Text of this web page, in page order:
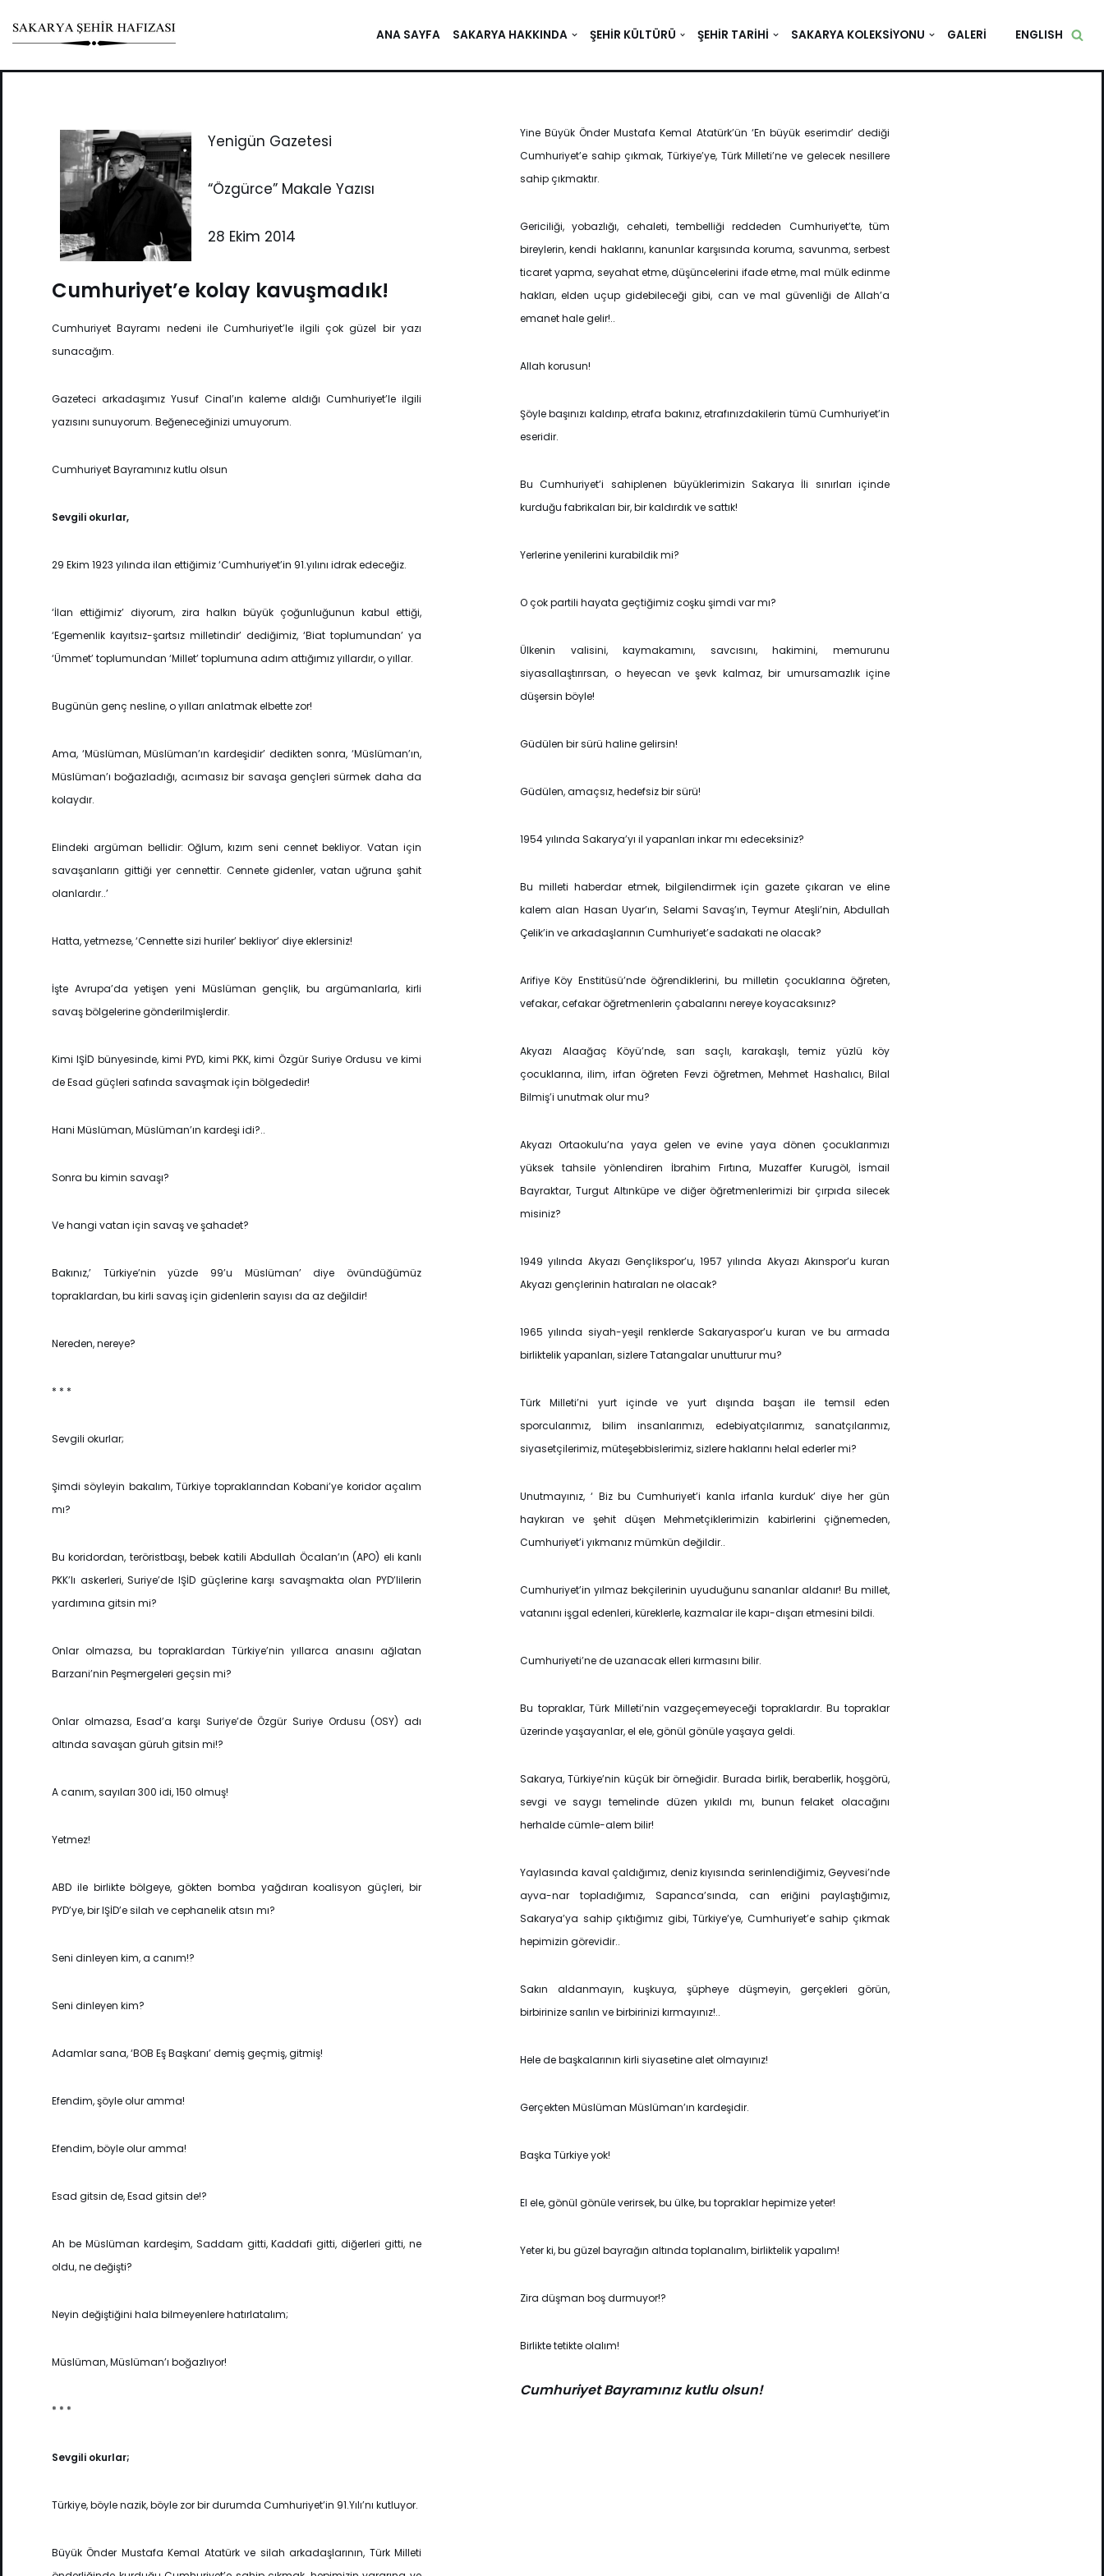
Skip
to
ANA SAYFA SAKARYA HAKKINDA ŞEHIR KÜLTÜRÜ ŞEHIR TARIHI SAKARYA KOLEKSIYONU GALERI ENGLISH
Yenigün Gazetesi
“Özgürce” Makale Yazısı
28 Ekim 2014
Cumhuriyet’e kolay kavuşmadık!
Cumhuriyet Bayramı nedeni ile Cumhuriyet’le ilgili çok güzel bir yazı
sunacağım.
Gazeteci arkadaşımız Yusuf Cinal’ın kaleme aldığı Cumhuriyet’le ilgili
yazısını sunuyorum. Beğeneceğinizi umuyorum.
Cumhuriyet Bayramınız kutlu olsun
Sevgili okurlar,
29 Ekim 1923 yılında ilan ettiğimiz ‘Cumhuriyet’in 91.yılını idrak edeceğiz.
‘İlan ettiğimiz’ diyorum, zira halkın büyük çoğunluğunun kabul ettiği,
‘Egemenlik kayıtsız-şartsız milletindir’ dediğimiz, ‘Biat toplumundan’ ya
‘Ümmet’ toplumundan ‘Millet’ toplumuna adım attığımız yıllardır, o yıllar.
Bugünün genç nesline, o yılları anlatmak elbette zor!
Ama, ‘Müslüman, Müslüman’ın kardeşidir’ dedikten sonra, ‘Müslüman’ın,
Müslüman’ı boğazladığı, acımasız bir savaşa gençleri sürmek daha da
kolaydır.
Elindeki argüman bellidir: Oğlum, kızım seni cennet bekliyor. Vatan için
savaşanların gittiği yer cennettir. Cennete gidenler, vatan uğruna şahit
olanlardır..’
Hatta, yetmezse, ‘Cennette sizi huriler’ bekliyor’ diye eklersiniz!
İşte Avrupa’da yetişen yeni Müslüman gençlik, bu argümanlarla, kirli
savaş bölgelerine gönderilmişlerdir.
Kimi IŞİD bünyesinde, kimi PYD, kimi PKK, kimi Özgür Suriye Ordusu ve kimi
de Esad güçleri safında savaşmak için bölgededir!
Hani Müslüman, Müslüman’ın kardeşi idi?..
Sonra bu kimin savaşı?
Ve hangi vatan için savaş ve şahadet?
Bakınız,’ Türkiye’nin yüzde 99’u Müslüman’ diye övündüğümüz
topraklardan, bu kirli savaş için gidenlerin sayısı da az değildir!
Nereden, nereye?
* * *
Sevgili okurlar;
Şimdi söyleyin bakalım, Türkiye topraklarından Kobani’ye koridor açalım
mı?
Bu koridordan, teröristbaşı, bebek katili Abdullah Öcalan’ın (APO) eli kanlı
PKK’lı askerleri, Suriye’de IŞİD güçlerine karşı savaşmakta olan PYD’lilerin
yardımına gitsin mi?
Onlar olmazsa, bu topraklardan Türkiye’nin yıllarca anasını ağlatan
Barzani’nin Peşmergeleri geçsin mi?
Onlar olmazsa, Esad’a karşı Suriye’de Özgür Suriye Ordusu (OSY) adı
altında savaşan güruh gitsin mi!?
A canım, sayıları 300 idi, 150 olmuş!
Yetmez!
ABD ile birlikte bölgeye, gökten bomba yağdıran koalisyon güçleri, bir
PYD’ye, bir IŞİD’e silah ve cephanelik atsın mı?
Seni dinleyen kim, a canım!?
Seni dinleyen kim?
Adamlar sana, ‘BOB Eş Başkanı’ demiş geçmiş, gitmiş!
Efendim, şöyle olur amma!
Efendim, böyle olur amma!
Esad gitsin de, Esad gitsin de!?
Ah be Müslüman kardeşim, Saddam gitti, Kaddafi gitti, diğerleri gitti, ne
oldu, ne değişti?
Neyin değiştiğini hala bilmeyenlere hatırlatalım;
Müslüman, Müslüman’ı boğazlıyor!
* * *
Sevgili okurlar;
Türkiye, böyle nazik, böyle zor bir durumda Cumhuriyet’in 91.Yılı’nı kutluyor.
Büyük Önder Mustafa Kemal Atatürk ve silah arkadaşlarının, Türk Milleti
Yine Büyük Önder Mustafa Kemal Atatürk’ün ‘En büyük eserimdir’ dediği
Cumhuriyet’e sahip çıkmak, Türkiye’ye, Türk Milleti’ne ve gelecek nesillere
sahip çıkmaktır.
Gericiliği, yobazlığı, cehaleti, tembelliği reddeden Cumhuriyet’te, tüm
bireylerin, kendi haklarını, kanunlar karşısında koruma, savunma, serbest
ticaret yapma, seyahat etme, düşüncelerini ifade etme, mal mülk edinme
hakları, elden uçup gidebileceği gibi, can ve mal güvenliği de Allah’a
emanet hale gelir!..
Allah korusun!
Şöyle başınızı kaldırıp, etrafa bakınız, etrafınızdakilerin tümü Cumhuriyet’in
eseridir.
Bu Cumhuriyet’i sahiplenen büyüklerimizin Sakarya İli sınırları içinde
kurduğu fabrikaları bir, bir kaldırdık ve sattık!
Yerlerine yenilerini kurabildik mi?
O çok partili hayata geçtiğimiz coşku şimdi var mı?
Ülkenin valisini, kaymakamını, savcısını, hakimini, memurunu
siyasallaştırırsan, o heyecan ve şevk kalmaz, bir umursamazlık içine
düşersin böyle!
Güdülen bir sürü haline gelirsin!
Güdülen, amaçsız, hedefsiz bir sürü!
1954 yılında Sakarya’yı il yapanları inkar mı edeceksiniz?
Bu milleti haberdar etmek, bilgilendirmek için gazete çıkaran ve eline
kalem alan Hasan Uyar’ın, Selami Savaş’ın, Teymur Ateşli’nin, Abdullah
Çelik’in ve arkadaşlarının Cumhuriyet’e sadakati ne olacak?
Arifiye Köy Enstitüsü’nde öğrendiklerini, bu milletin çocuklarına öğreten,
vefakar, cefakar öğretmenlerin çabalarını nereye koyacaksınız?
Akyazı Alaağaç Köyü’nde, sarı saçlı, karakaşlı, temiz yüzlü köy
çocuklarına, ilim, irfan öğreten Fevzi öğretmen, Mehmet Hashalıcı, Bilal
Bilmiş’i unutmak olur mu?
Akyazı Ortaokulu’na yaya gelen ve evine yaya dönen çocuklarımızı
yüksek tahsile yönlendiren İbrahim Fırtına, Muzaffer Kurugöl, İsmail
Bayraktar, Turgut Altınküpe ve diğer öğretmenlerimizi bir çırpıda silecek
misiniz?
1949 yılında Akyazı Gençlikspor’u, 1957 yılında Akyazı Akınspor’u kuran
Akyazı gençlerinin hatıraları ne olacak?
1965 yılında siyah-yeşil renklerde Sakaryaspor’u kuran ve bu armada
birliktelik yapanları, sizlere Tatangalar unutturur mu?
Türk Milleti’ni yurt içinde ve yurt dışında başarı ile temsil eden
sporcularımız, bilim insanlarımızı, edebiyatçılarımız, sanatçılarımız,
siyasetçilerimiz, müteşebbislerimiz, sizlere haklarını helal ederler mi?
Unutmayınız, ‘ Biz bu Cumhuriyet’i kanla irfanla kurduk’ diye her gün
haykıran ve şehit düşen Mehmetçiklerimizin kabirlerini çiğnemeden,
Cumhuriyet’i yıkmanız mümkün değildir..
Cumhuriyet’in yılmaz bekçilerinin uyuduğunu sananlar aldanır! Bu millet,
vatanını işgal edenleri, küreklerle, kazmalar ile kapı-dışarı etmesini bildi.
Cumhuriyeti’ne de uzanacak elleri kırmasını bilir.
Bu topraklar, Türk Milleti’nin vazgeçemeyeceği topraklardır. Bu topraklar
üzerinde yaşayanlar, el ele, gönül gönüle yaşaya geldi.
Sakarya, Türkiye’nin küçük bir örneğidir. Burada birlik, beraberlik, hoşgörü,
sevgi ve saygı temelinde düzen yıkıldı mı, bunun felaket olacağını
herhalde cümle-alem bilir!
Yaylasında kaval çaldığımız, deniz kıyısında serinlendiğimiz, Geyvesi’nde
ayva-nar topladığımız, Sapanca’sında, can eriğini paylaştığımız,
Sakarya’ya sahip çıktığımız gibi, Türkiye’ye, Cumhuriyet’e sahip çıkmak
hepimizin görevidir..
Sakın aldanmayın, kuşkuya, şüpheye düşmeyin, gerçekleri görün,
birbirinize sarılın ve birbirinizi kırmayınız!..
Hele de başkalarının kirli siyasetine alet olmayınız!
Gerçekten Müslüman Müslüman’ın kardeşidir.
Başka Türkiye yok!
El ele, gönül gönüle verirsek, bu ülke, bu topraklar hepimize yeter!
Yeter ki, bu güzel bayrağın altında toplanalım, birliktelik yapalım!
Zira düşman boş durmuyor!?
Birlikte tetikte olalım!
Cumhuriyet Bayramınız kutlu olsun!